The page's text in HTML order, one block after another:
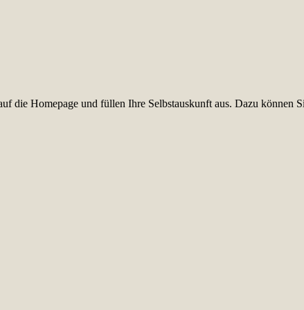
die Homepage und füllen Ihre Selbstauskunft aus. Dazu können